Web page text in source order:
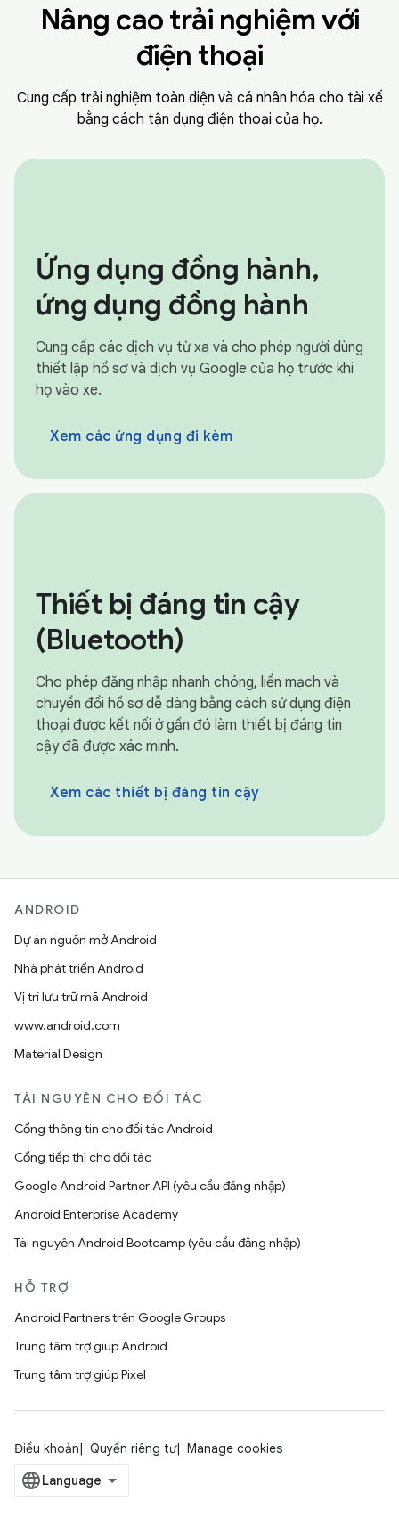
Nâng cao trải nghiệm với
điện thoại
Cung cấp trải nghiệm toàn diện và cá nhân hóa cho tài xế
bằng cách tận dụng điện thoại của họ.
Ứng dụng đồng hành,
ứng dụng đồng hành
Cung cấp các dịch vụ từ xa và cho phép người dùng
thiết lập hồ sơ và dịch vụ Google của họ trước khi
họ vào xe.
Xem các ứng dụng đi kèm
Thiết bị đáng tin cậy
(Bluetooth)
Cho phép đăng nhập nhanh chóng, liền mạch và
chuyển đổi hồ sơ dễ dàng bằng cách sử dụng điện
thoại được kết nối ở gần đó làm thiết bị đáng tin
cậy đã được xác minh.
Xem các thiết bị đáng tin cậy
ANDROID
Dự án nguồn mở Android
Nhà phát triển Android
Vị trí lưu trữ mã Android
www.android.com
Material Design
TÀI NGUYÊN CHO ĐỐI TÁC
Cổng thông tin cho đối tác Android
Cổng tiếp thị cho đối tác
Google Android Partner API (yêu cầu đăng nhập)
Android Enterprise Academy
Tài nguyên Android Bootcamp (yêu cầu đăng nhập)
HỖ TRỢ
Android Partners trên Google Groups
Trung tâm trợ giúp Android
Trung tâm trợ giúp Pixel
Điều khoản Quyền riêng tư Manage cookies